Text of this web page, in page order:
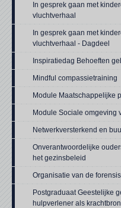
In gesprek gaan met
vluchtverhaal
In gesprek gaan met
vluchtverhaal - Dagdeel
Inspiratiedag Behoeften
Mindful compassietraining
Module Maatschappelijke
Module Sociale omgeving
Netwerkversterkend en
Onverantwoordelijke
het gezinsbeleid
Organisatie van de
Postgraduaat Geestelijke
hulpverlener als krachtbron